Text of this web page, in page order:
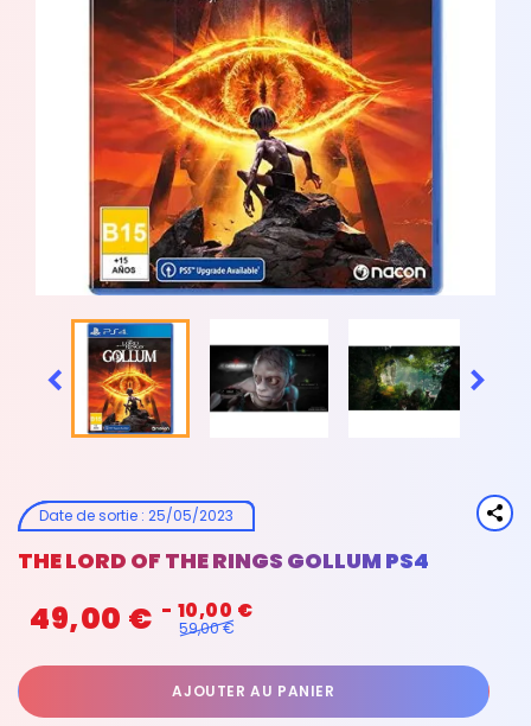
 
Date de sortie : 25/05/2023
THE LORD OF THE RINGS GOLLUM PS4
49,00 € - 10,00 €
59,00 €
AJOUTER AU PANIER